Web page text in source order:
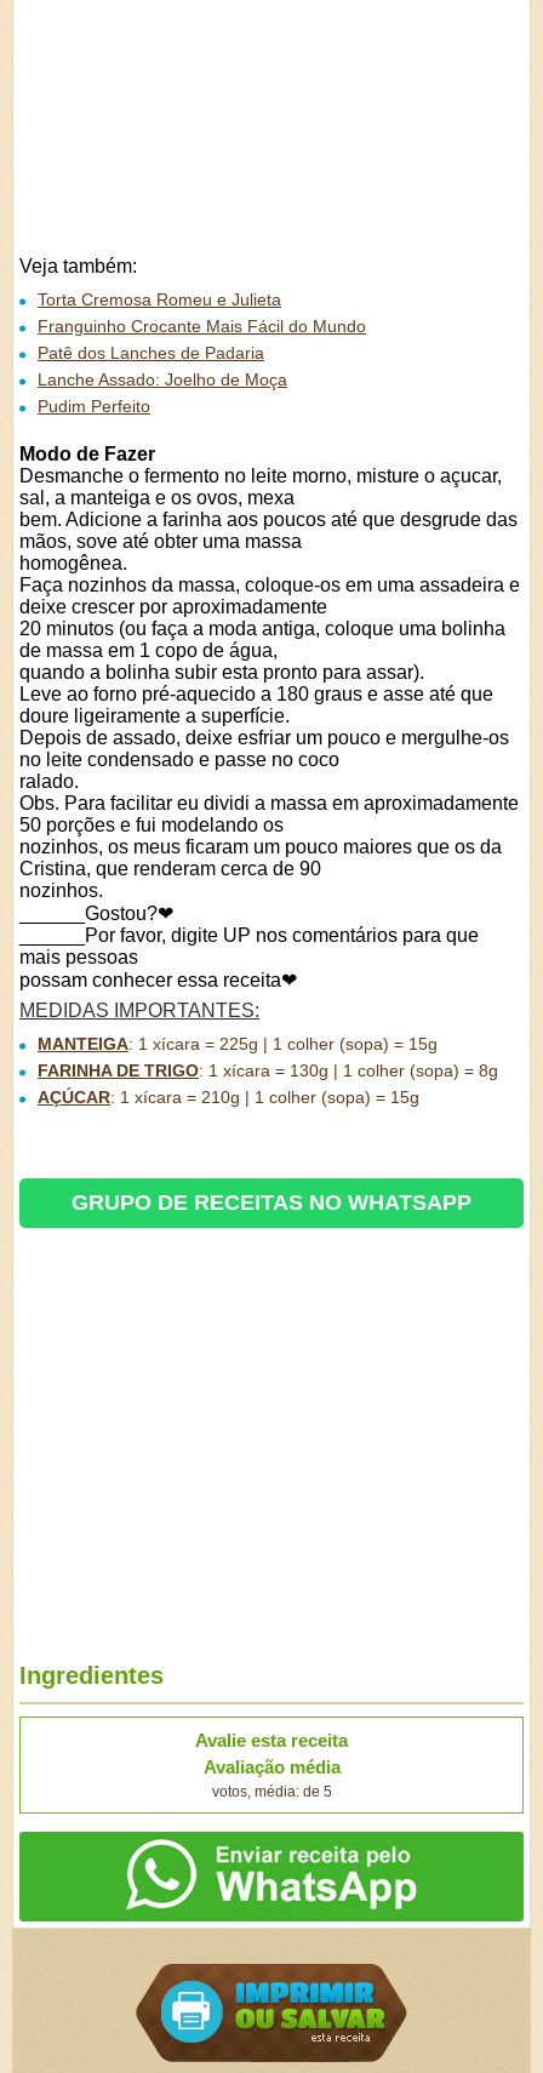
Veja também:
Torta Cremosa Romeu e Julieta
Franguinho Crocante Mais Fácil do Mundo
Patê dos Lanches de Padaria
Lanche Assado: Joelho de Moça
Pudim Perfeito
Modo de Fazer
Desmanche o fermento no leite morno, misture o açucar,
sal, a manteiga e os ovos, mexa
bem. Adicione a farinha aos poucos até que desgrude das
mãos, sove até obter uma massa
homogênea.
Faça nozinhos da massa, coloque-os em uma assadeira e
deixe crescer por aproximadamente
20 minutos (ou faça a moda antiga, coloque uma bolinha
de massa em 1 copo de água,
quando a bolinha subir esta pronto para assar).
Leve ao forno pré-aquecido a 180 graus e asse até que
doure ligeiramente a superfície.
Depois de assado, deixe esfriar um pouco e mergulhe-os
no leite condensado e passe no coco
ralado.
Obs. Para facilitar eu dividi a massa em aproximadamente
50 porções e fui modelando os
nozinhos, os meus ficaram um pouco maiores que os da
Cristina, que renderam cerca de 90
nozinhos.
______Gostou?❤
______Por favor, digite UP nos comentários para que
mais pessoas
possam conhecer essa receita❤
MEDIDAS IMPORTANTES:
MANTEIGA: 1 xícara = 225g | 1 colher (sopa) = 15g
FARINHA DE TRIGO: 1 xícara = 130g | 1 colher (sopa) = 8g
AÇÚCAR: 1 xícara = 210g | 1 colher (sopa) = 15g
GRUPO DE RECEITAS NO WHATSAPP
Ingredientes
Avalie esta receita
Avaliação média
votos, média: de 5